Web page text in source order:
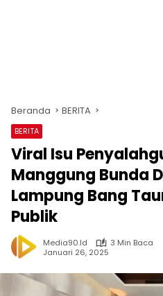
Beranda BERITA
BERITA
Viral Isu
Manggung Bunda
Lampung Bang
Publik
Media90.id
3 Min Baca
Januari 26, 2025